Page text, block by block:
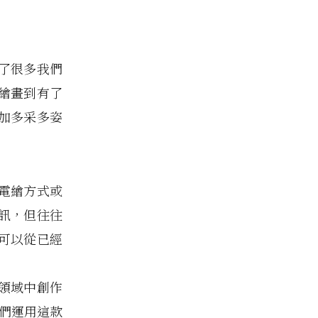
很多我們
畫到有了
多采多姿
繪方式或
，但往往
以從已經
域中創作
運用這款